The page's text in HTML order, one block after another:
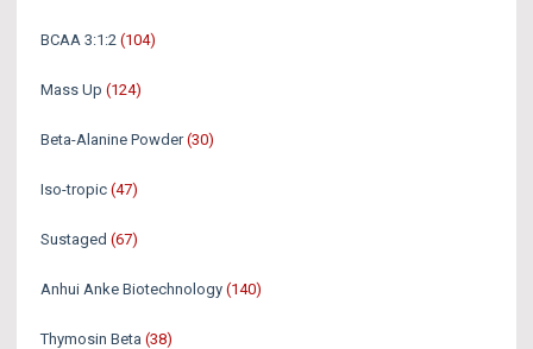
BCAA 3:1:2 (104)
Mass Up (124)
Beta-Alanine Powder (30)
Iso-tropic (47)
Sustaged (67)
Anhui Anke Biotechnology (140)
Thymosin Beta (38)